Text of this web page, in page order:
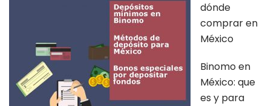
dónde
comprar en
México
Binomo en
México: que
es y para